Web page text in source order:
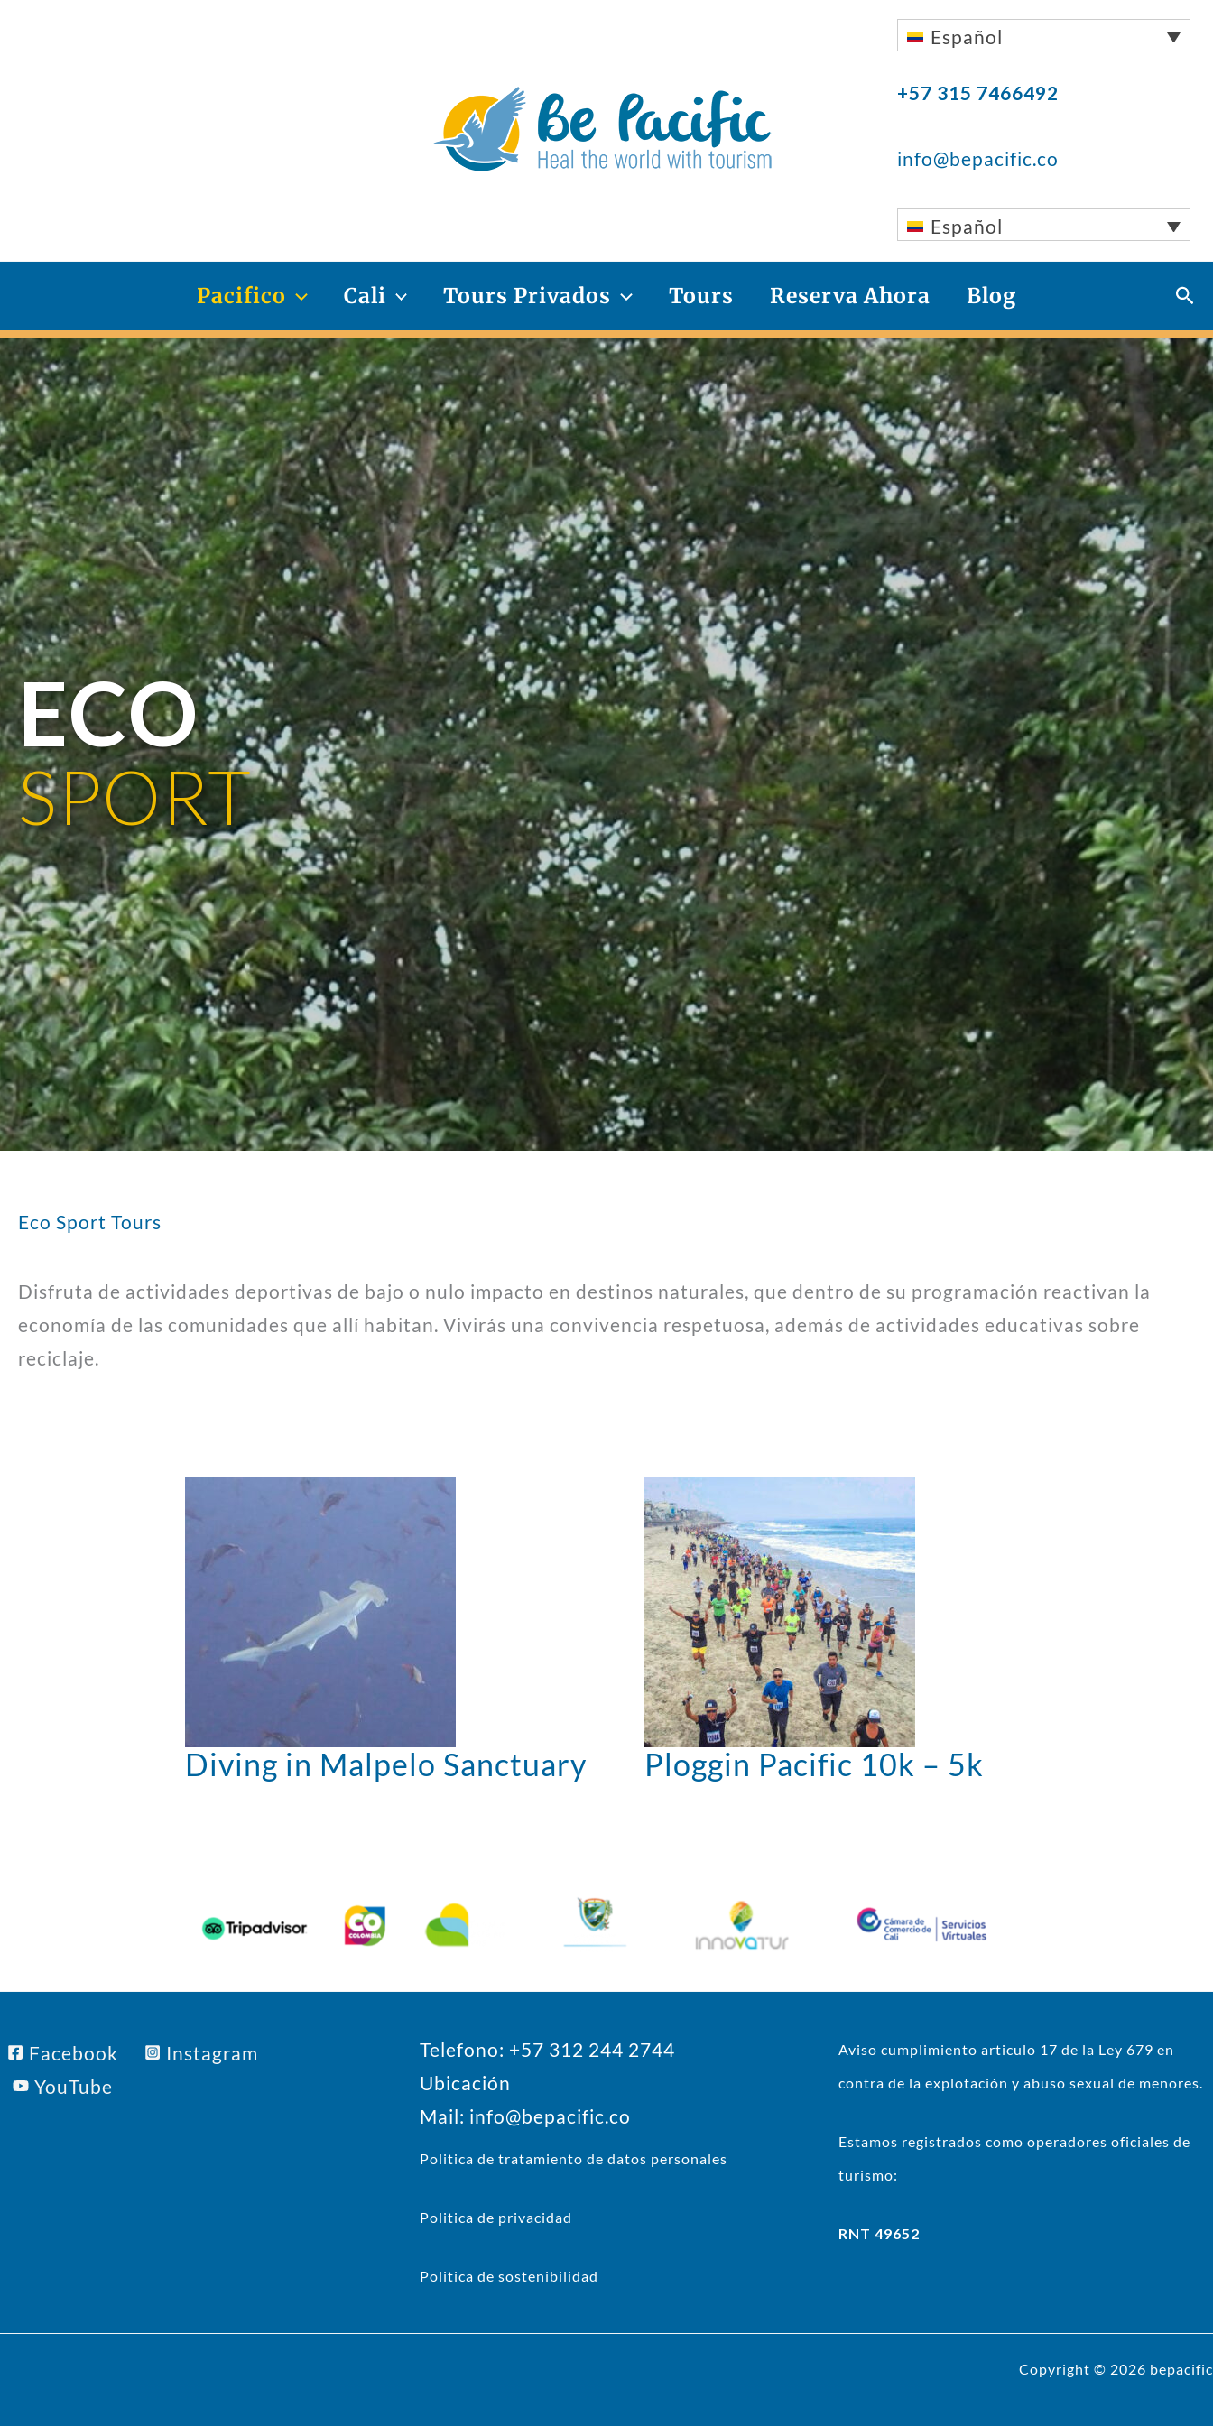
Español
+57 315 7466492
info@bepacific.co
Español
Pacifico Cali Tours Privados Tours Reserva Ahora Blog
ECO
SPORT
Eco Sport Tours
Disfruta de actividades deportivas de bajo o nulo impacto en destinos naturales, que dentro de su programación reactivan la
economía de las comunidades que allí habitan. Vivirás una convivencia respetuosa, además de actividades educativas sobre
reciclaje.
Diving in Malpelo Sanctuary Ploggin Pacific 10k – 5k
Facebook
Instagram
YouTube
Telefono: +57 312 244 2744
Ubicación
Mail: info@bepacific.co
Politica de tratamiento de datos personales
Politica de privacidad
Politica de sostenibilidad
Aviso cumplimiento articulo 17 de la Ley 679 en
contra de la explotación y abuso sexual de menores.
Estamos registrados como operadores oficiales de
turismo:
RNT 49652
Copyright © 2026 bepacific